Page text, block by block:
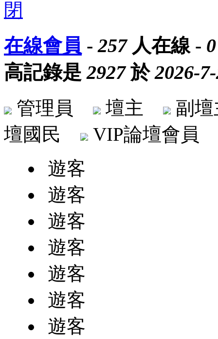
在線會員 -257人在線 - 0
高記錄是2927於2026-
管理員 壇主
副
壇國民
VIP論壇會
遊客
遊客
遊客
遊客
遊客
遊客
遊客